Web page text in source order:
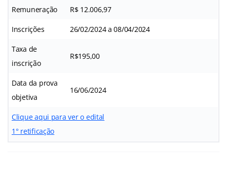
Remuneração R$ 12.006,97
Inscrições 26/02/2024 a 08/04/2024
Taxa de
inscrição
R$195,00
Data da prova
objetiva
16/06/2024
Clique aqui para ver o edital
1° retificação